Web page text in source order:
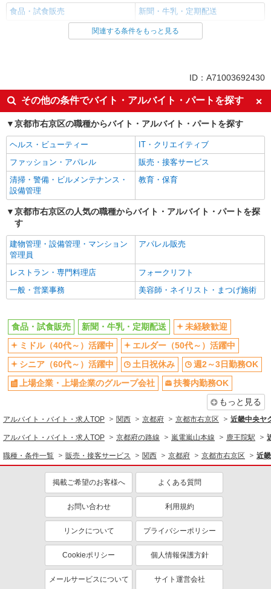
食品・試食販売 新聞・牛乳・定期配送
同じ雇用形態から鹿王院駅の求人を探す
未経験歓迎
ミドル（40代～）活躍中
エルダー（50代～）活躍中
シニア（60代～）活躍中
土日祝休み
週2～3日勤務OK
上場企業・上場企業のグループ会
社
扶養内勤務OK
交通費支給 社員登用あり
同じ職種から求人を探す
販売・接客サービス
食品・試食販売
同じ特徴から求人を探す
未経験歓迎
ミドル（40代～）活躍中
上場企業・上場企業のグループ会
社
扶養内勤務OK
交通費支給 社員登用あり
関連する条件をもっと見る
ID：A71003692430
その他の条件でバイト・アルバイト・パートを探す
京都市右京区の職種からバイト・アルバイト・パートを探す
ヘルス・ビューティー
IT・クリエイティブ
ファッション・アパレル
販売・接客サービス
清掃・警備・ビルメンテナンス・
設備管理
教育・保育
京都市右京区の人気の職種からバイト・アルバイト・パートを探
す
建物管理・設備管理・マンション
管理員
アパレル販売
レストラン・専門料理店
フォークリフト
一般・営業事務
美容師・ネイリスト・まつげ施術
食品・試食販売 新聞・牛乳・定期配送
未経験歓迎
ミドル（40代～）活躍中
エルダー（50代～）活躍中
シニア（60代～）活躍中
土日祝休み
週2～3日勤務OK
上場企業・上場企業のグループ会社
扶養内勤務OK
もっと見る
アルバイト・バイト・求人TOP 関西 京都府 京都市右京区 近畿中央ヤ
アルバイト・バイト・求人TOP 京都府の路線 嵐電嵐山本線 鹿王院駅
職種・条件一覧 販売・接客サービス 関西 京都府 京都市右京区 近
掲載ご希望のお客様へ よくある質問
お問い合わせ 利用規約
リンクについて プライバシーポリシー
Cookieポリシー 個人情報保護方針
メールサービスについて サイト運営会社